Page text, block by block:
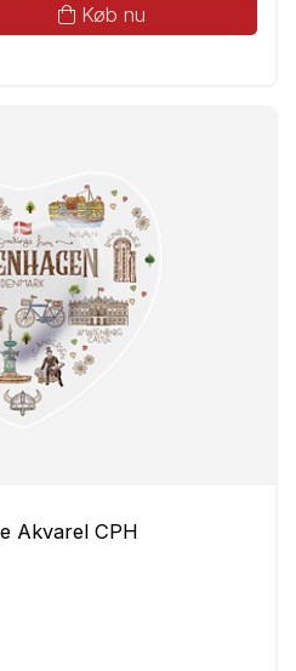
Køb nu
Akvarel CPH